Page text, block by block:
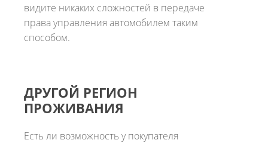
видите никаких сложностей в передаче
права управления автомобилем таким
способом.
ДРУГОЙ РЕГИОН
ПРОЖИВАНИЯ
Есть ли возможность у покупателя